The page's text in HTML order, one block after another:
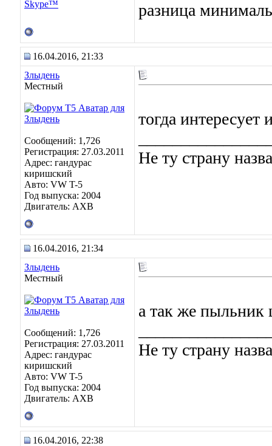
разница
16.04.2016, 21:33
Злыдень
Местный
Сообщений: 1,726
Регистрация: 27.03.2011
Адрес: гандурас
киришский
Авто: VW T-5
Год выпуска: 2004
Двигатель: AXB
тогда интересует
Не ту страну
16.04.2016, 21:34
Злыдень
Местный
Сообщений: 1,726
Регистрация: 27.03.2011
Адрес: гандурас
киришский
Авто: VW T-5
Год выпуска: 2004
Двигатель: AXB
а так же пыльник
Не ту страну
16.04.2016, 22:38